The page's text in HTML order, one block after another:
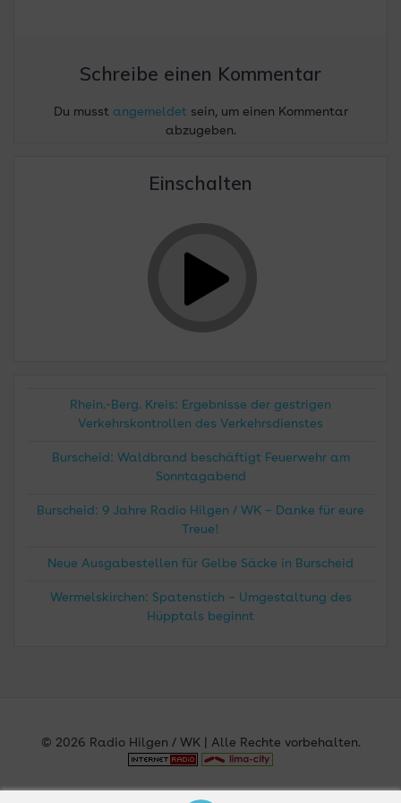
Schreibe einen Kommentar
Du musst angemeldetsein, um einen Kommentar
abzugeben.
Einschalten
Rhein.-Berg. Kreis: Ergebnisse der gestrigen
Verkehrskontrollen des Verkehrsdienstes
Burscheid: Waldbrand beschäftigt Feuerwehr am
Sonntagabend
Burscheid: 9 Jahre Radio Hilgen / WK – Danke für eure
Treue!
Neue Ausgabestellen für Gelbe Säcke in Burscheid
Wermelskirchen: Spatenstich – Umgestaltung des
Hüpptals beginnt
© 2026 Radio Hilgen / WK | Alle Rechte vorbehalten.